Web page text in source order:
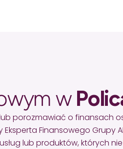
w
porozmawiać o finansach
Finansowego Grupy
lub produktów, których